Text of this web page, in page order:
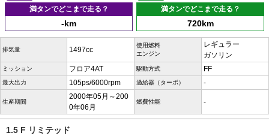
満タンでどこまで走る？
-km
満タンでどこまで走る？
720km
排気量 1497cc
使用燃料
エンジン
レギュラー
ガソリン
ミッション フロア4AT 駆動方式 FF
最大出力 105ps/6000rpm 過給器（ターボ） -
生産期間
2000年05月～200
0年06月
燃費性能 -
1.5 F リミテッド